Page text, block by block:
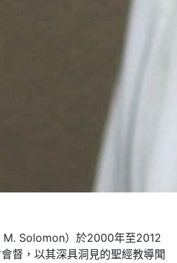
Solomon）於2000年至2012
督，以其深具洞見的聖經教導聞